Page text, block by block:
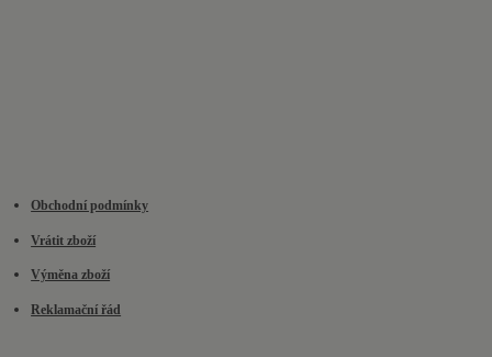
Obchodní podmínky
Vrátit zboží
Výměna zboží
Reklamační řád